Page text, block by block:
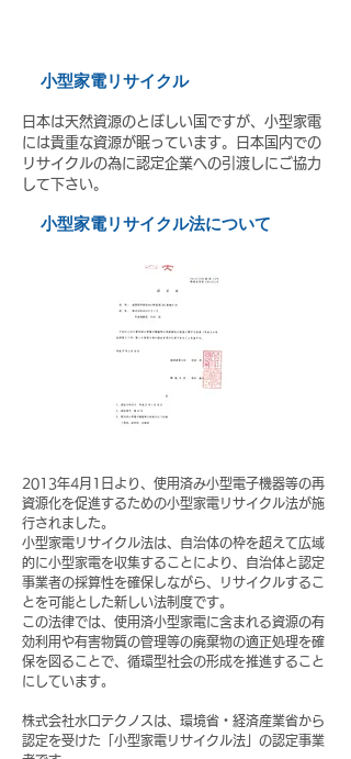
小型家電リサイクル
日本は天然資源のとぼしい国ですが、小型家電
には貴重な資源が眠っています。日本国内での
リサイクルの為に認定企業への引渡しにご協力
して下さい。
小型家電リサイクル法について
2013年4月1日より、使用済み小型電子機器等の再
資源化を促進するための小型家電リサイクル法が施
行されました。
小型家電リサイクル法は、自治体の枠を超えて広域
的に小型家電を収集することにより、自治体と認定
事業者の採算性を確保しながら、リサイクルするこ
とを可能とした新しい法制度です。
この法律では、使用済小型家電に含まれる資源の有
効利用や有害物質の管理等の廃棄物の適正処理を確
保を図ることで、循環型社会の形成を推進すること
にしています。
株式会社水口テクノスは、環境省・経済産業省から
認定を受けた「小型家電リサイクル法」の認定事業